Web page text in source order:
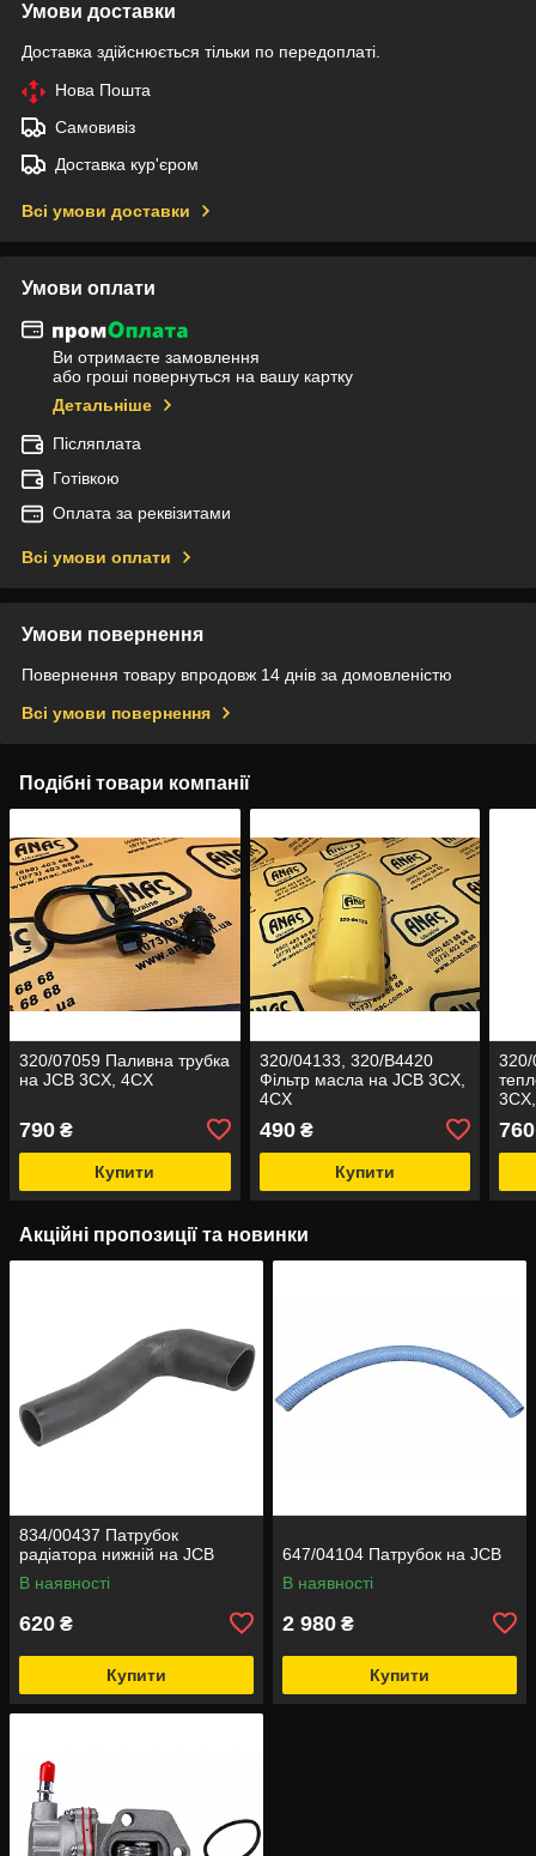
Умови доставки
Доставка здійснюється тільки по передоплаті.
Нова Пошта
Самовивіз
Доставка кур'єром
Всі умови доставки
Умови оплати
Ви отримаєте замовлення
або гроші повернуться на вашу картку
Детальніше
Післяплата
Готівкою
Оплата за реквізитами
Всі умови оплати
Умови повернення
Повернення товару впродовж 14 днів за домовленістю
Всі умови повернення
Подібні товари компанії
320/07059 Паливна трубка
на JCB 3CX, 4CX
790 ₴
Купити
320/04133, 320/B4420
Фільтр масла на JCB 3CX,
4CX
490₴
Купити
320/
760
Акційні пропозиції та новинки
834/00437 Патрубок
радіатора нижній на JCB
В наявності
620 ₴
Купити
647/04104 Патрубок на JCB
В наявності
2 980 ₴
Купити